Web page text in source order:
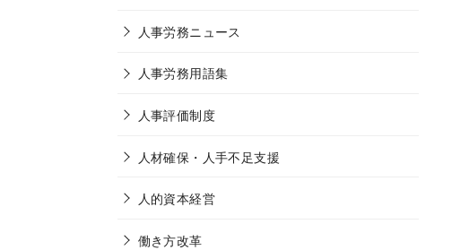
人事労務ニュース
人事労務用語集
人事評価制度
人材確保・人手不足支援
人的資本経営
働き方改革